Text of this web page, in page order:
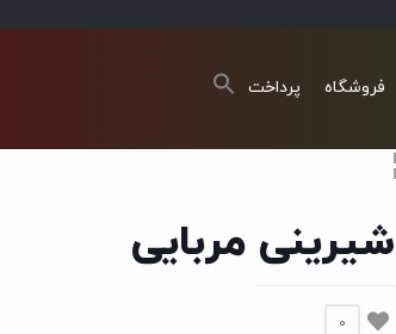
فروشگاه پرداخت
شیرینی مربایی
0